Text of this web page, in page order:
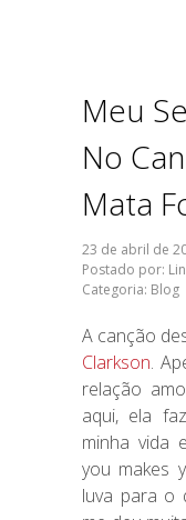
Meu
No
Mata
23 de abril de
Postado por:
Categoria: Blog
A canção
Clarkson.
relação
aqui, ela
minha vida
you makes
luva para o